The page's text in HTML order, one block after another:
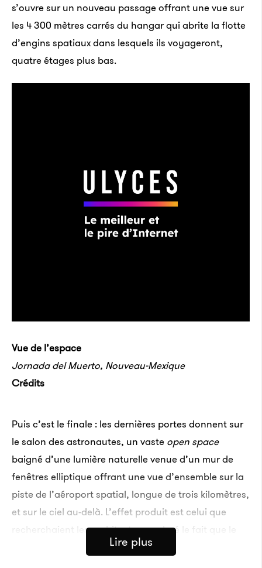
s’ouvre sur un nouveau passage offrant une vue sur
les 4 300 mètres carrés du hangar qui abrite la flotte
d’engins spatiaux dans lesquels ils voyageront,
quatre étages plus bas.
Vue de l’espace
Jornada del Muerto, Nouveau-Mexique
Crédits
Puis c’est le finale : les dernières portes donnent sur
le salon des astronautes, un vaste open space
baigné d’une lumière naturelle venue d’un mur de
fenêtres elliptique offrant une vue d’ensemble sur la
piste de l’aéroport spatial, longue de trois kilomètres,
et sur le ciel au-delà. L’effet produit est celui que
recherchaient les architectes : malgré le fait que le
bâtiment ne soit pas tout à fait terminé, lorsqu’un
Lire plus